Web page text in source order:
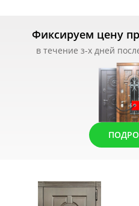
Фиксируем цену
в течение з-х дней